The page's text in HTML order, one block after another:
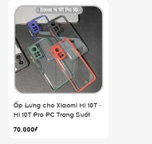
Ốp Lưng cho Xiaomi Mi 10T -
Mi 10T Pro PC Trong Suốt
70.000₫